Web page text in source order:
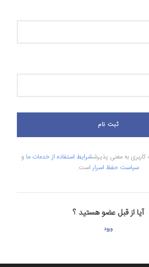
به معنی پذیرششرایط استفاده از خدمات ما و
سیاست حفظ اسراراست.
آیا از قبل عضو هستید ؟
ورود